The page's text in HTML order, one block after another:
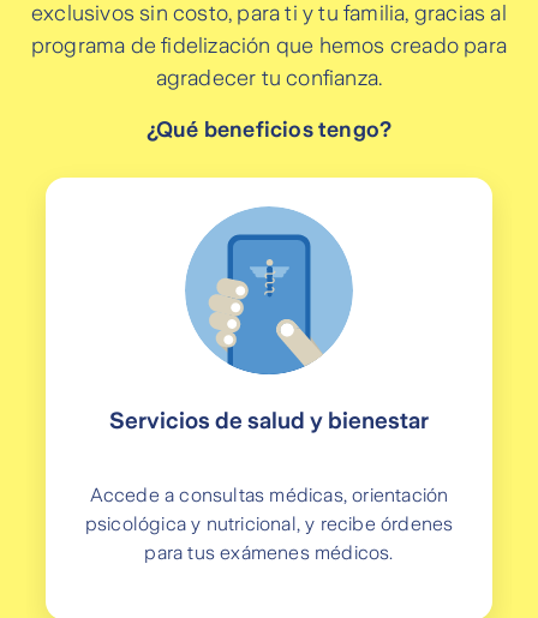
exclusivos sin costo, para ti y tu familia, gracias al
programa de fidelización que hemos creado para
agradecer tu confianza.
¿Qué beneficios tengo?
Servicios de salud y bienestar
Accede a consultas médicas, orientación
psicológica y nutricional, y recibe órdenes
para tus exámenes médicos.